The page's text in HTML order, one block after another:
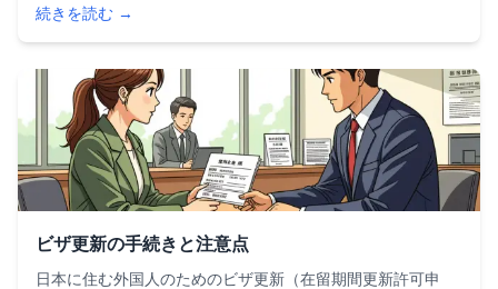
流れまで、外国人が知るべき情報を完全網羅します。
続きを読む →
ビザ更新の手続きと注意点
日本に住む外国人のためのビザ更新（在留期間更新許可申